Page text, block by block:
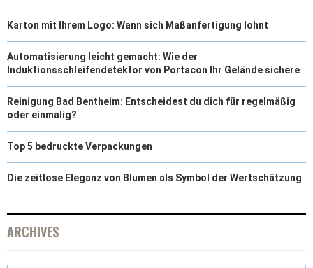
Karton mit Ihrem Logo: Wann sich Maßanfertigung lohnt
Automatisierung leicht gemacht: Wie der
Induktionsschleifendetektor von Portacon Ihr Gelände sichere
Reinigung Bad Bentheim: Entscheidest du dich für regelmäßig
oder einmalig?
Top 5 bedruckte Verpackungen
Die zeitlose Eleganz von Blumen als Symbol der Wertschätzung
ARCHIVES